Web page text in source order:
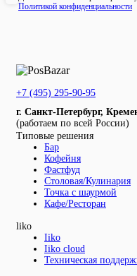
Политикой конфиденциальности
+7 (495) 295-90-95
г. Санкт-Петербург,
(работаем по всей России)
Типовые решения
Бар
Кофейня
Фастфуд
Столовая/Кулинария
Точка с шаурмой
Кафе/Ресторан
liko
Iiko
Iiko cloud
Техническая